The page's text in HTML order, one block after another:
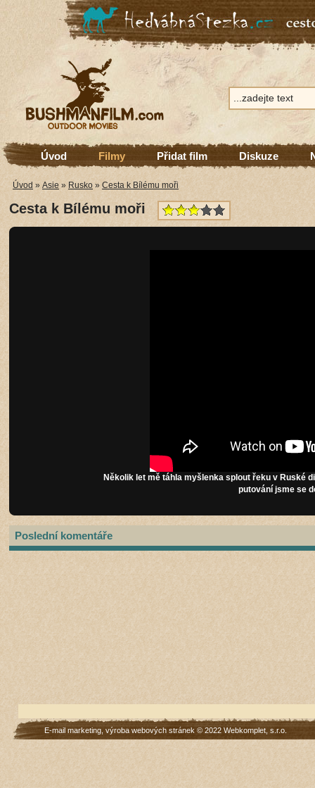
Úvod Filmy Přidat film Diskuze
Úvod » Asie » Rusko » Cesta k Bílému moři
Cesta k Bílému moři
Několik let mě táhla myšlenka splout řeku v Ruské
putování jsme se
Poslední komentáře
E-mail marketing výroba webových stránek © 2022 Webkomplet, s.r.o.